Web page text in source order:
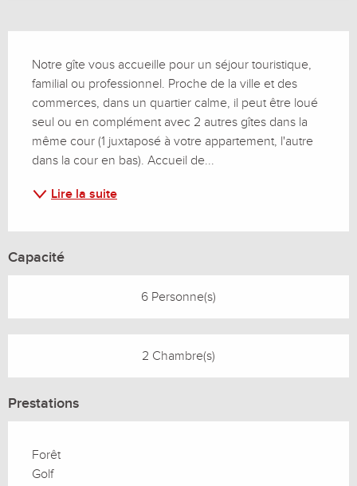
Notre gîte vous accueille pour un séjour touristique,
familial ou professionnel. Proche de la ville et des
commerces, dans un quartier calme, il peut être loué
seul ou en complément avec 2 autres gîtes dans la
même cour (1 juxtaposé à votre appartement, l'autre
dans la cour en bas). Accueil de...
Lire la suite
Capacité
6 Personne(s)
2 Chambre(s)
Prestations
Forêt
Golf